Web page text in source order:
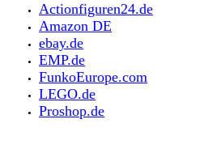
Actionfiguren24.de
Amazon DE
ebay.de
EMP.de
FunkoEurope.com
LEGO.de
Proshop.de